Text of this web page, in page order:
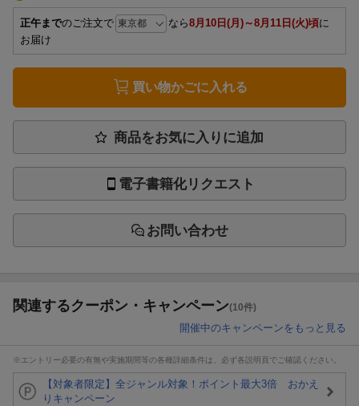
正午までのご注文で なら8月10日(月)～8月11日(火)頃に
お届け
買い物かごに入れる
商品をお気に入りに追加
電子書籍化リクエスト
お問い合わせ
関連するクーポン・キャンペーン(10件)
開催中のキャンペーンをもっと見る
※エントリー必要の有無や実施期間等の各種詳細条件は、必ず各説明頁でご確認ください。
【対象者限定】全ジャンル対象！ポイント最大3倍 おかえ
りキャンペーン